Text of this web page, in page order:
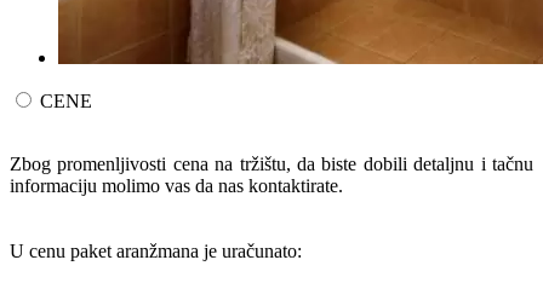
CENE
Zbog promenljivosti cena na tržištu, da biste dobili detaljnu i tačnu
informaciju molimo vas da nas kontaktirate.
U cenu paket aranžmana je uračunato: